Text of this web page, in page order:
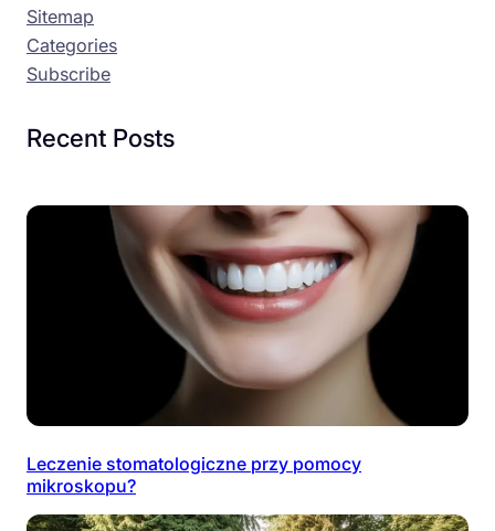
Sitemap
Categories
Subscribe
Recent Posts
Leczenie stomatologiczne przy pomocy
mikroskopu?